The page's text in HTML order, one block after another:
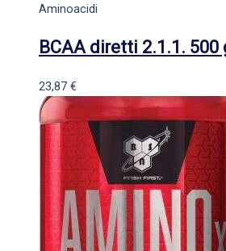
Aminoacidi
BCAA diretti 2.1.1. 500
23,87 €